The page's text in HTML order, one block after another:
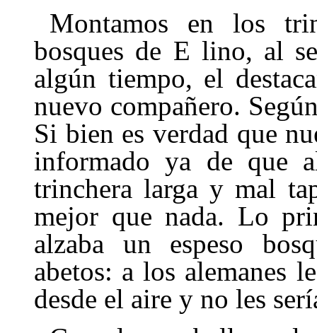
Montamos en los
bosques de E lino, al
algún tiempo, el
nuevo compañero.
Si bien es verdad que
informado ya de que
trinchera larga y mal
mejor que nada. Lo
alzaba un espeso
abetos: a los alemanes
desde el aire y no les